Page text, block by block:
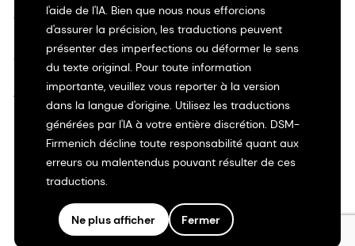
l'aide de l'IA. Bien que nous nous efforcions
d'assurer la précision, les traductions peuvent
présenter des imperfections ou déformer le sens
du texte original. Pour toute information
importante, veuillez vous reporter à la version
dans la langue d'origine. Utilisez les traductions
générées par l'IA à votre entière discrétion. DSM-
Firmenich décline toute responsabilité quant aux
erreurs ou malentendus pouvant résulter de ces
traductions.
Ne plus afficher Fermer
Conditions d'utilisation
Conditions d'utilisation
Transparence en Californie
Déclaration d'accessibilité
Informations juridiques
Plan du site